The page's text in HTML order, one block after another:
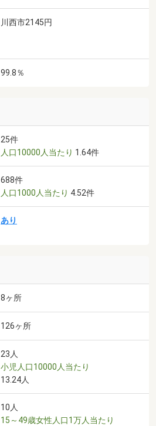
川西市2145円
99.8％
25件
人口10000人当たり 1.64件
688件
人口1000人当たり 4.52件
あり
8ヶ所
126ヶ所
23人
小児人口10000人当たり
13.24人
10人
15～49歳女性人口1万人当たり